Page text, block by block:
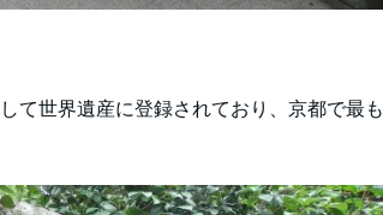
て世界遺産に登録されており、京都で最も